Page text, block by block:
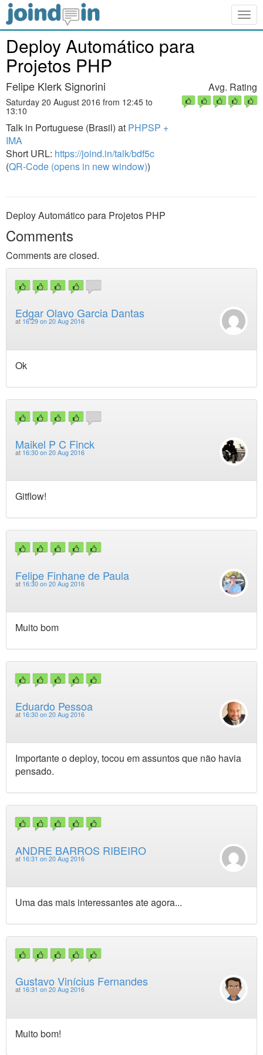
Deploy Automático para
Projetos PHP
Felipe Klerk Signorini
Saturday 20 August 2016 from 12:45 to
13:10
Talk in Portuguese (Brasil) at PHPSP +
IMA
Short URL: https://joind.in/talk/bdf5c
(QR-Code (opens in new window))
Avg. Rating
Deploy Automático para Projetos PHP
Comments
Comments are closed.
Edgar Olavo Garcia Dantas
at 16:29 on 20 Aug 2016
Ok
Maikel P C Finck
at 16:30 on 20 Aug 2016
Gitflow!
Felipe Finhane de Paula
at 16:30 on 20 Aug 2016
Muito bom
Eduardo Pessoa
at 16:30 on 20 Aug 2016
Importante o deploy, tocou em assuntos que não havia
pensado.
ANDRE BARROS RIBEIRO
at 16:31 on 20 Aug 2016
Uma das mais interessantes ate agora...
Gustavo Vinícius Fernandes
at 16:31 on 20 Aug 2016
Muito bom!